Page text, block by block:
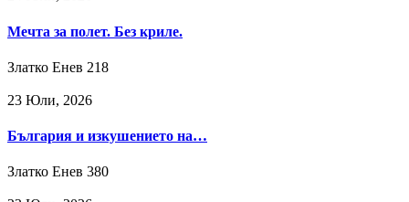
Мечта за полет. Без криле.
Златко Енев 218
23 Юли, 2026
България и изкушението на…
Златко Енев 380